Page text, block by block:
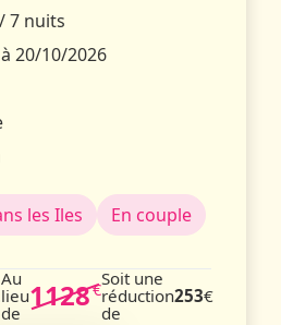
7 nuits
20/10/2026
les Iles En couple
Au
lieu
de 1128€
Soit une
réduction
de
253€